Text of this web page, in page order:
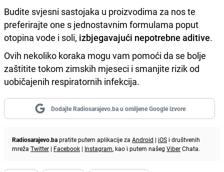
Budite svjesni sastojaka u proizvodima za nos te
preferirajte one s jednostavnim formulama poput
otopina vode i soli, izbjegavajući nepotrebne aditive.
Ovih nekoliko koraka mogu vam pomoći da se bolje
zaštitite tokom zimskih mjeseci i smanjite rizik od
uobičajenih respiratornih infekcija.
Dodajte Radiosarajevo.ba u omiljene Google izvore
Radiosarajevo.bapratite putem aplikacije za Android | iOS i društvenih
mreža Twitter | Facebook | Instagram, kao i putem našeg ViberChata.